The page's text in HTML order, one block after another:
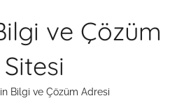
ve Çözüm
Sitesi
Bilgi ve Çözüm Adresi